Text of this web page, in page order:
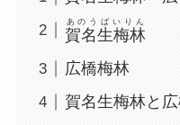
賀名生梅林
あのうばいりん
広橋梅林
賀名生梅林と